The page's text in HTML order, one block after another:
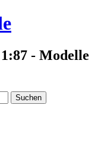
- Modelle